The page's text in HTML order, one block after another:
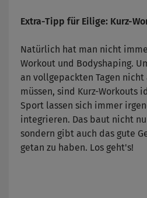
Extra-Tipp für Eilige: Kurz-
Natürlich hat man nicht
Workout und Bodyshaping.
an vollgepackten Tagen nicht
müssen, sind Kurz-Workouts
Sport lassen sich immer
integrieren. Das baut nicht
sondern gibt auch das gute
getan zu haben. Los geht's!